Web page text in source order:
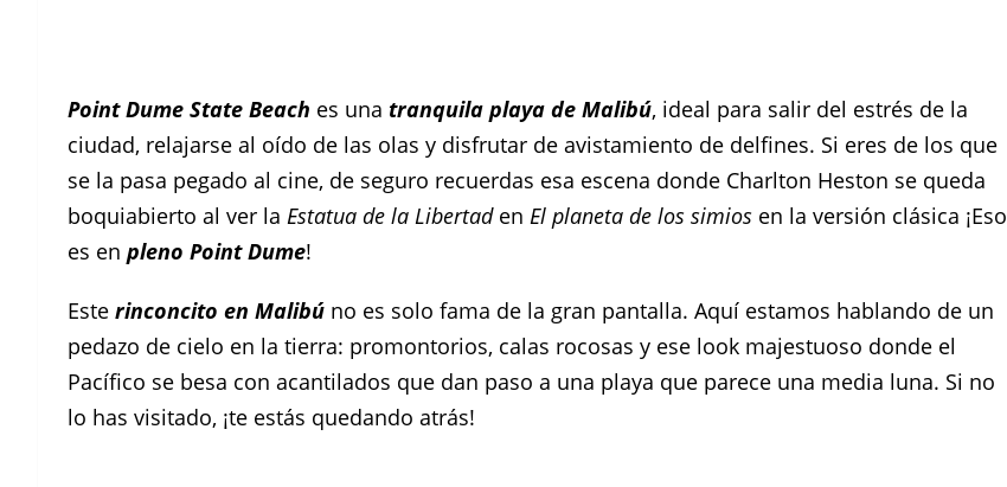
Point Dume State Beach es una tranquila playa de Malibú, ideal para salir del estrés de la
ciudad, relajarse al oído de las olas y disfrutar de avistamiento de delfines. Si eres de los que
se la pasa pegado al cine, de seguro recuerdas esa escena donde Charlton Heston se queda
boquiabierto al ver la Estatua de la Libertaden El planeta de los simios en la versión clásica ¡Eso
es en pleno Point Dume!
Este rinconcito en Malibú no es solo fama de la gran pantalla. Aquí estamos hablando de un
pedazo de cielo en la tierra: promontorios, calas rocosas y ese look majestuoso donde el
Pacífico se besa con acantilados que dan paso a una playa que parece una media luna. Si no
lo has visitado, ¡te estás quedando atrás!